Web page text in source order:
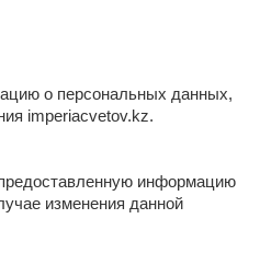
о персональных данных,
imperiacvetov.kz.
информацию
изменения данной